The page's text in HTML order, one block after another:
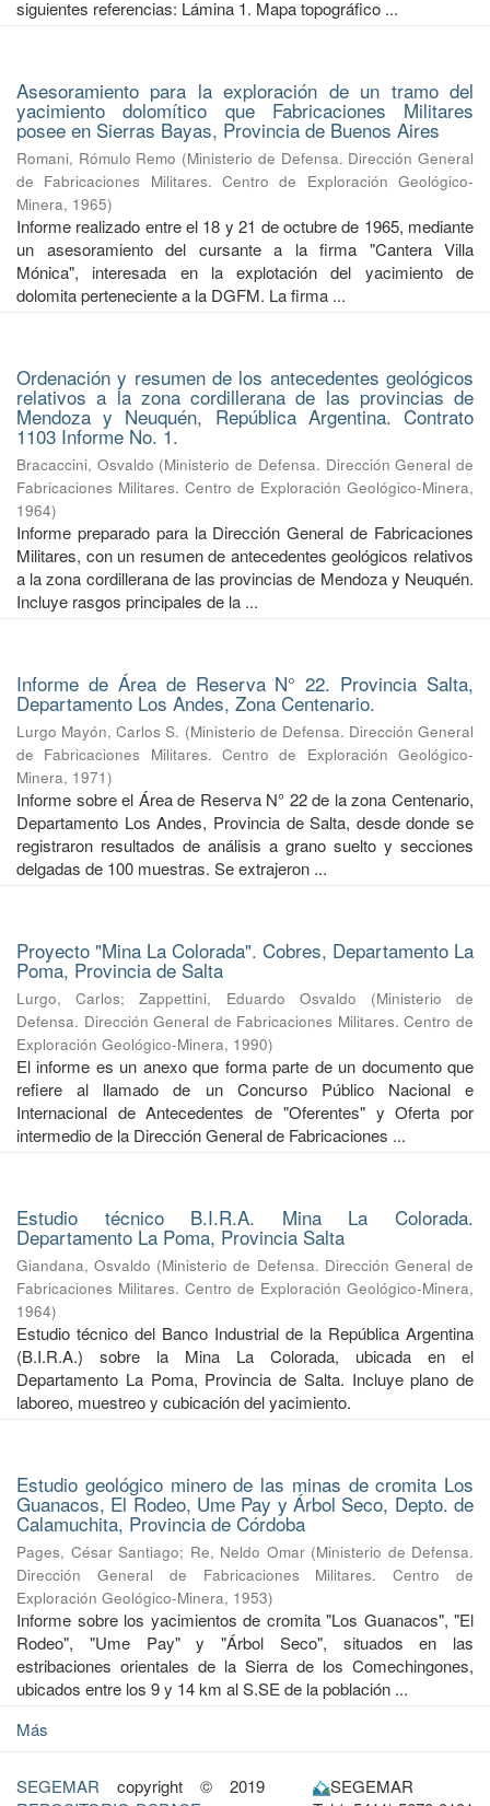
siguientes referencias: Lámina 1. Mapa topográfico ...
Asesoramiento para la exploración de un tramo del
yacimiento dolomítico que Fabricaciones Militares
posee en Sierras Bayas, Provincia de Buenos Aires
Romani, Rómulo Remo (Ministerio de Defensa. Dirección General
de Fabricaciones Militares. Centro de Exploración Geológico-
Minera, 1965)
Informe realizado entre el 18 y 21 de octubre de 1965, mediante
un asesoramiento del cursante a la firma "Cantera Villa
Mónica", interesada en la explotación del yacimiento de
dolomita perteneciente a la DGFM. La firma ...
Ordenación y resumen de los antecedentes geológicos
relativos a la zona cordillerana de las provincias de
Mendoza y Neuquén, República Argentina. Contrato
1103 Informe No. 1.
Bracaccini, Osvaldo (Ministerio de Defensa. Dirección General de
Fabricaciones Militares. Centro de Exploración Geológico-Minera,
1964)
Informe preparado para la Dirección General de Fabricaciones
Militares, con un resumen de antecedentes geológicos relativos
a la zona cordillerana de las provincias de Mendoza y Neuquén.
Incluye rasgos principales de la ...
Informe de Área de Reserva N° 22. Provincia Salta,
Departamento Los Andes, Zona Centenario.
Lurgo Mayón, Carlos S. (Ministerio de Defensa. Dirección General
de Fabricaciones Militares. Centro de Exploración Geológico-
Minera, 1971)
Informe sobre el Área de Reserva N° 22 de la zona Centenario,
Departamento Los Andes, Provincia de Salta, desde donde se
registraron resultados de análisis a grano suelto y secciones
delgadas de 100 muestras. Se extrajeron ...
Proyecto "Mina La Colorada". Cobres, Departamento La
Poma, Provincia de Salta
Lurgo, Carlos;Zappettini, Eduardo Osvaldo (Ministerio de
Defensa. Dirección General de Fabricaciones Militares. Centro de
Exploración Geológico-Minera, 1990)
El informe es un anexo que forma parte de un documento que
refiere al llamado de un Concurso Público Nacional e
Internacional de Antecedentes de "Oferentes" y Oferta por
intermedio de la Dirección General de Fabricaciones ...
Estudio técnico B.I.R.A. Mina La Colorada.
Departamento La Poma, Provincia Salta
Giandana, Osvaldo (Ministerio de Defensa. Dirección General de
Fabricaciones Militares. Centro de Exploración Geológico-Minera,
1964)
Estudio técnico del Banco Industrial de la República Argentina
(B.I.R.A.) sobre la Mina La Colorada, ubicada en el
Departamento La Poma, Provincia de Salta. Incluye plano de
laboreo, muestreo y cubicación del yacimiento.
Estudio geológico minero de las minas de cromita Los
Guanacos, El Rodeo, Ume Pay y Árbol Seco, Depto. de
Calamuchita, Provincia de Córdoba
Pages, César Santiago; Re, Neldo Omar (Ministerio de Defensa.
Dirección General de Fabricaciones Militares. Centro de
Exploración Geológico-Minera, 1953)
Informe sobre los yacimientos de cromita "Los Guanacos", "El
Rodeo", "Ume Pay" y "Árbol Seco", situados en las
estribaciones orientales de la Sierra de los Comechingones,
ubicados entre los 9 y 14 km al S.SE de la población ...
Más
SEGEMAR copyright © 2019
SEGEMAR